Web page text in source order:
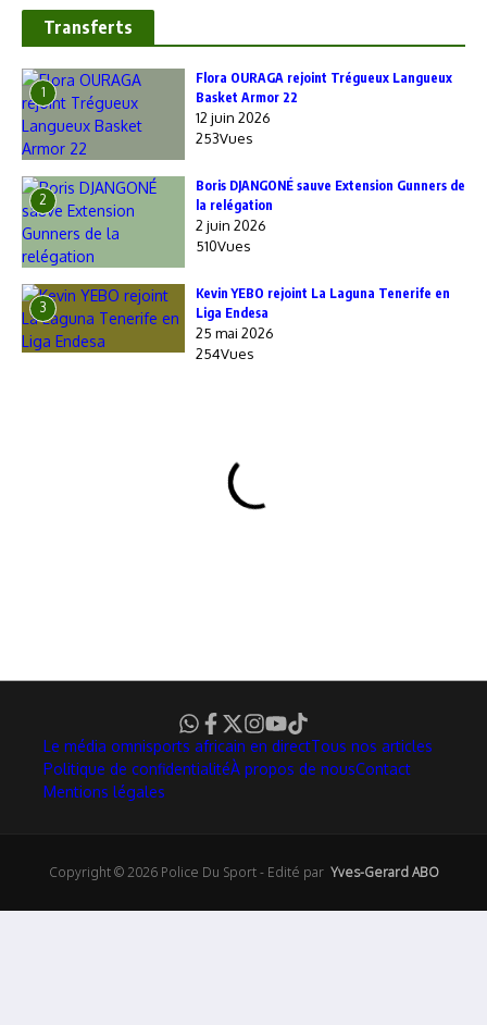
Transferts
1
Flora OURAGA rejoint Trégueux Langueux
Basket Armor 22
12 juin 2026
253Vues
2
Boris DJANGONÉ sauve Extension Gunners de
la relégation
2 juin 2026
510Vues
3
Kevin YEBO rejoint La Laguna Tenerife en
Liga Endesa
25 mai 2026
254Vues
Le média omnisports africain en directTous nos articles
Politique de confidentialitéÀ propos de nousContact
Mentions légales
Copyright © 2026 Police Du Sport - Edité par Yves-Gerard ABO